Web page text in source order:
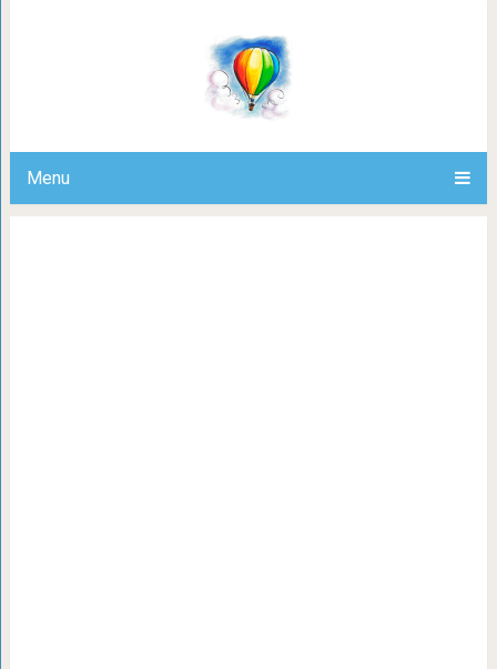
Menu
15 примеров наглости котов, для